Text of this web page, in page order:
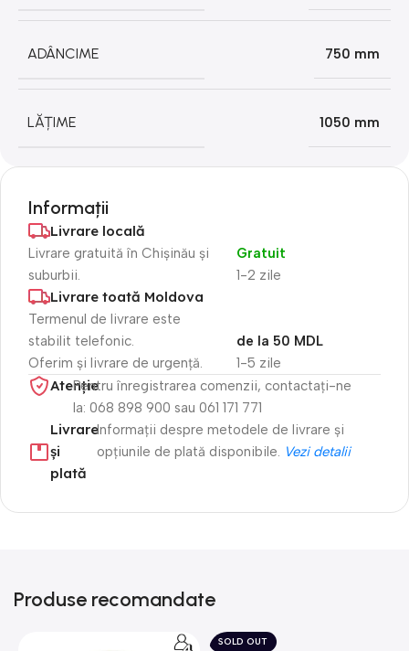
ADÂNCIME 750 mm
LĂȚIME 1050 mm
Informații
Livrare locală
Livrare gratuită în Chișinău și
suburbii.
1-2 zile
Gratuit
Livrare toată Moldova
Termenul de livrare este
stabilit telefonic.
Oferim și livrare de urgență.
1-5 zile
de la 50 MDL
Atenție​Pentru înregistrarea comenzii, contactați-ne
la: 068 898 900 sau 061 171 771
Livrare
și
plată
Informații despre metodele de livrare și
opțiunile de plată disponibile. Vezi detalii
Produse recomandate
SOLD OUT